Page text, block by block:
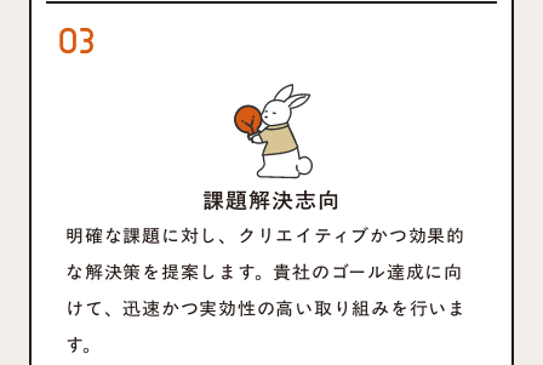
課題解決志向
03
明確な課題に対し、クリエイティブかつ効果的
な解決策を提案します。貴社のゴール達成に向
けて、迅速かつ実効性の高い取り組みを行いま
す。